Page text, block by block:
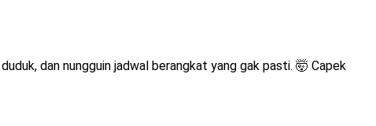
dan nungguin jadwal berangkat yang gak pasti. 🤯 Capek